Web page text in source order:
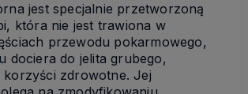
jest specjalnie przetworzoną
która nie jest trawiona w
przewodu pokarmowego,
dociera do jelita grubego,
zdrowotne. Jej